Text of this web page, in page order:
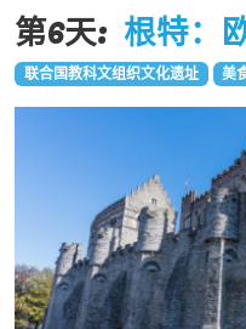
第6天: 根特：
联合国教科文组织文化遗址 美